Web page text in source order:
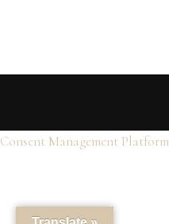
Consent Management